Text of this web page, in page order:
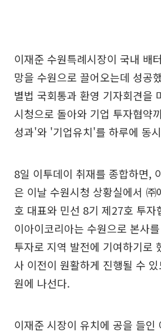
이재준 수원특례시장이 국내 배
망을 수원으로 끌어오는데 성공
별법 국회통과 환영 기자회견을
시청으로 돌아와 기업 투자협약
성과'와 '기업유치'를 하루에 동
8일 이투데이 취재를 종합하면,
은 이날 수원시청 상황실에서 ㈜
호 대표와 민선 8기 제27호 투자
이아이코리아는 수원으로 본사
투자로 지역 발전에 기여하기로
사 이전이 원활하게 진행될 수 있
원에 나선다.
이재준 시장이 유치에 공을 들인